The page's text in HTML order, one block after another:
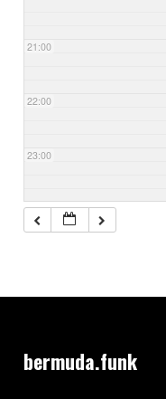
21:00
22:00
23:00
bermuda.funk